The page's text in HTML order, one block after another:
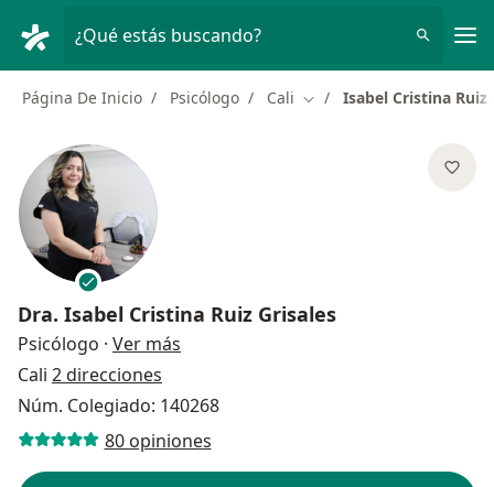
¿Qué estás buscando?
Página De Inicio Psicólogo Cali Cambiar de ciudad
Isabel Cristina Ruiz
Dra. Isabel Cristina Ruiz Grisales
Psicólogo · Ver más
Cali 2 direcciones
Núm. Colegiado: 140268
80 opiniones